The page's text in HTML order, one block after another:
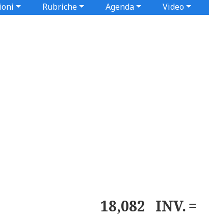
Rubriche Agenda Video
18,082 INV.